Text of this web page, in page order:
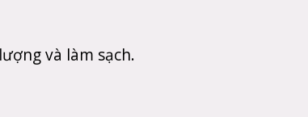
và làm sạch.